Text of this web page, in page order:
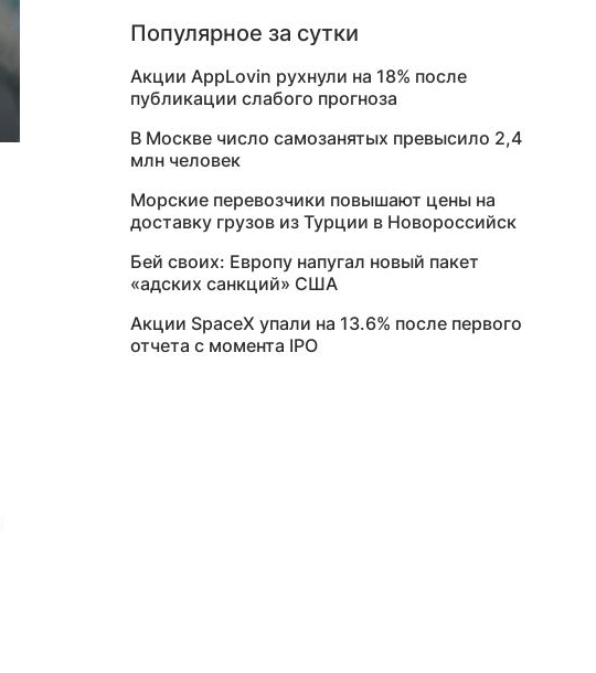
Популярное за сутки
Акции AppLovin рухнули на 18% после
публикации слабого прогноза
В Москве число самозанятых превысило 2,4
млн человек
Морские перевозчики повышают цены на
доставку грузов из Турции в Новороссийск
Бей своих: Европу напугал новый пакет
«адских санкций» США
Акции SpaceX упали на 13.6% после первого
отчета с момента IPO